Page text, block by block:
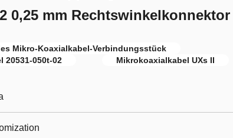
0,25 mm Rechtswinkelkonnektor
Mikro-Koaxialkabel-Verbindungsstück
20531-050t-02
Mikrokoaxialkabel UXs II